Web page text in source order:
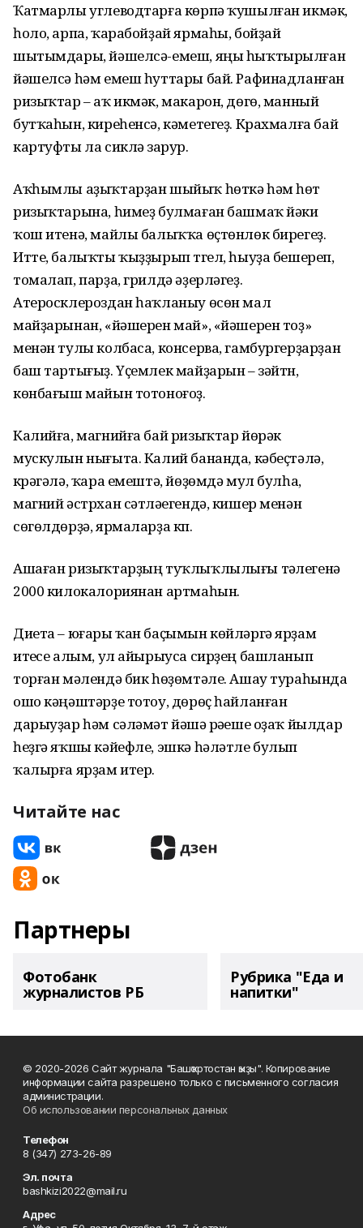
Ҡатмарлы углеводтарға көрпә ҡушылған икмәк,
һоло, арпа, ҡарабойҙай ярмаһы, бойҙай
шытымдары, йәшелсә-емеш, яңы һыҡтырылған
йәшелсә һәм емеш һуттары бай. Рафинадланған
ризыҡтар – аҡ икмәк, макарон, дөгө, манный
бутҡаһын, киреһенсә, кәметегеҙ. Крахмалға бай
картуфты ла сикләү зарур.
Аҡһымлы аҙыҡтарҙан шыйыҡ һөткә һәм һөт
ризыҡтарына, һимеҙ булмаған башмаҡ йәки
ҡош итенә, майлы балыҡҡа өҫтөнлөк бирегеҙ.
Итте, балыҡты ҡыҙҙырып түгел, һыуҙа бешереп,
томалап, парҙа, грилдә әҙерләгеҙ.
Атеросклероздан һаҡланыу өсөн мал
майҙарынан, «йәшерен май», «йәшерен тоҙ»
менән тулы колбаса, консерва, гамбургерҙарҙан
баш тартығыҙ. Үҫемлек майҙарын – зәйтүн,
көнбағыш майын тотоноғоҙ.
Калийға, магнийға бай ризыҡтар йөрәк
мускулын нығыта. Калий бананда, кәбеҫтәлә,
күрәгәлә, ҡара емештә, йөҙөмдә мул булһа,
магний әстрхан сәтләүегендә, кишер менән
сөгөлдөрҙә, ярмаларҙа күп.
Ашаған ризыҡтарҙың туҡлыҡлылығы тәүлегенә
2000 килокалориянан артмаһын.
Диета – юғары ҡан баҫымын көйләргә ярҙам
итеүсе алым, ул айы­рыуса сирҙең башланып
торған мәлендә бик һөҙөмтәле. Ашау тураһында
ошо кәңәштәрҙе тотоу, дөрөҫ һайланған
дарыуҙар һәм сәләмәт йәшәү рәүеше оҙаҡ йылдар
һеҙгә яҡшы кәйефле, эшкә һәләтле булып
ҡалырға ярҙам итер.
Читайте нас
Партнеры
Фотобанк
журналистов РБ
Рубрика "Еда и
напитки"
© 2020-2026 Сайт журнала "Башҡортостан ҡыҙы". Копирование
информации сайта разрешено только с письменного согласия
администрации.
Об использовании персональных данных
Телефон
8 (347) 273-26-89
Эл. почта
bashkizi2022@mail.ru
Адрес